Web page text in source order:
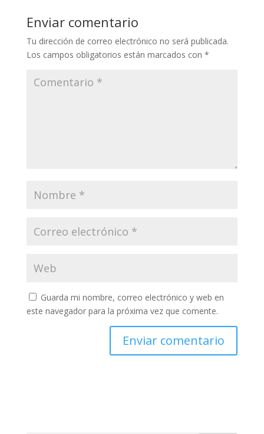
Enviar comentario
Tu dirección de correo electrónico no será publicada.
Los campos obligatorios están marcados con *
Guarda mi nombre, correo electrónico y web en
este navegador para la próxima vez que comente.